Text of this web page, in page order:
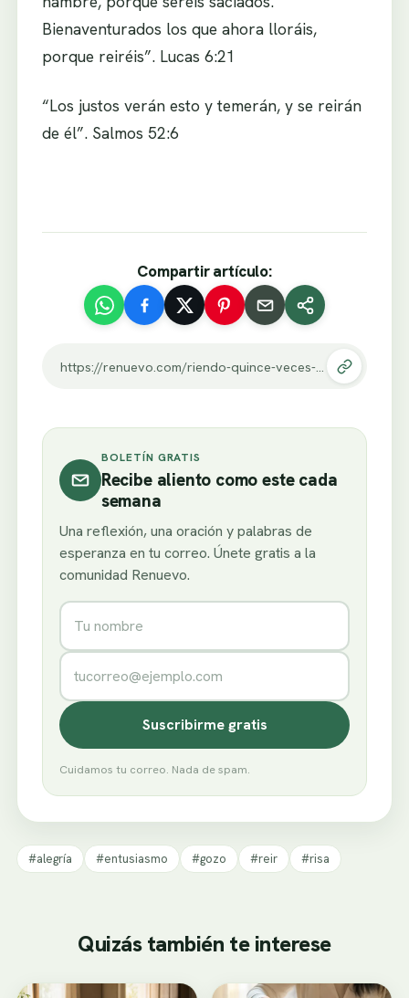
Bienaventurados los que ahora lloráis,
porque reiréis”. Lucas 6:21
“Los justos verán esto y temerán, y se reirán
de él”. Salmos 52:6
Compartir artículo:
https://renuevo.com/riendo-quince-veces-al-dia.html
BOLETÍN GRATIS
Recibe aliento como este cada
semana
Una reflexión, una oración y palabras de
esperanza en tu correo. Únete gratis a la
comunidad Renuevo.
Nombre
Correo electrónico
Suscribirme gratis
Cuidamos tu correo. Nada de spam.
#alegría #entusiasmo #gozo #reir #risa
Quizás también te interese